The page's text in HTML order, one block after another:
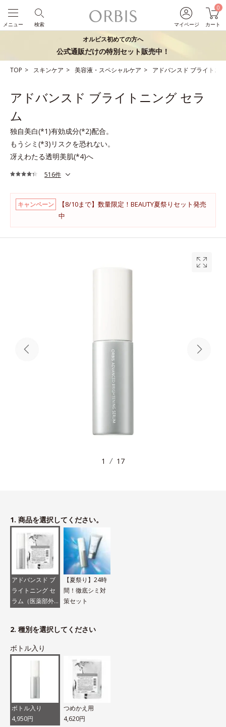
マイページ
0
カート
検索
メニュー
オルビス初めての方へ
公式通販だけの特別セット販売中！
TOP スキンケア 美容液・スペシャルケア アドバンスド ブライトニ
アドバンスド ブライトニング セラ
ム
独自美白(*1)有効成分(*2)配合。
もうシミ(*3)リスクを恐れない。
冴えわたる透明美肌(*4)へ
516件
キャンペーン
【8/10まで】数量限定！BEAUTY夏祭りセット発売
中
1 17
1. 商品を選択してください。
アドバンスド ブ
ライトニング セ
ラム（医薬部外
【夏祭り】24時
間！徹底シミ対
策セット
2. 種別を選択してください
ボトル入り
ボトル入り
4,950円
つめかえ用
4,620円